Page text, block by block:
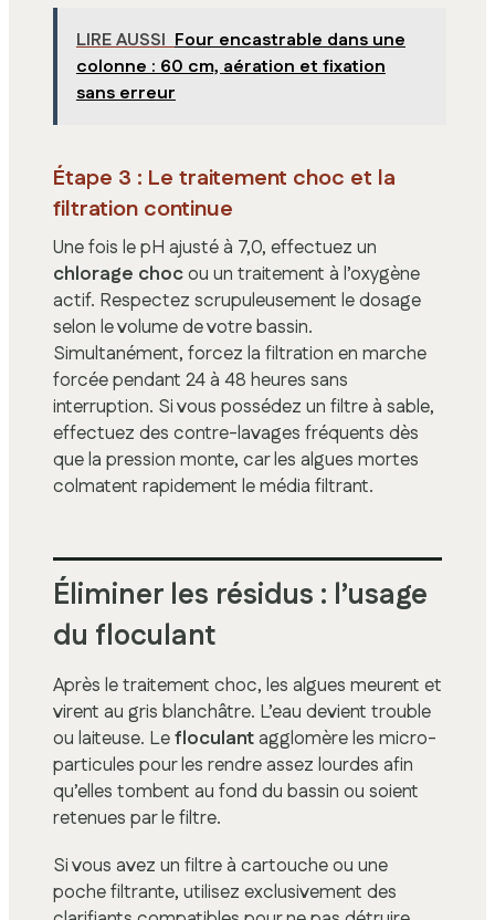
LIRE AUSSI Four encastrable dans une
colonne : 60 cm, aération et fixation
sans erreur
Étape 3 : Le traitement choc et la
filtration continue
Une fois le pH ajusté à 7,0, effectuez un
chlorage chocou un traitement à l’oxygène
actif. Respectez scrupuleusement le dosage
selon le volume de votre bassin.
Simultanément, forcez la filtration en marche
forcée pendant 24 à 48 heures sans
interruption. Si vous possédez un filtre à sable,
effectuez des contre-lavages fréquents dès
que la pression monte, car les algues mortes
colmatent rapidement le média filtrant.
Éliminer les résidus : l’usage
du floculant
Après le traitement choc, les algues meurent et
virent au gris blanchâtre. L’eau devient trouble
ou laiteuse. Lefloculantagglomère les micro-
particules pour les rendre assez lourdes afin
qu’elles tombent au fond du bassin ou soient
retenues par le filtre.
Si vous avez un filtre à cartouche ou une
poche filtrante, utilisez exclusivement des